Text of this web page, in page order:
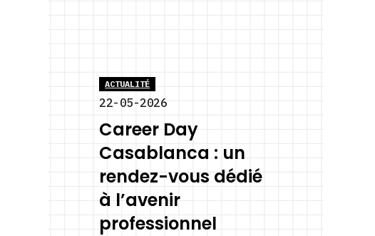
ACTUALITÉ
22-05-2026
Career Day
Casablanca : un
rendez-vous dédié
à l’avenir
professionnel